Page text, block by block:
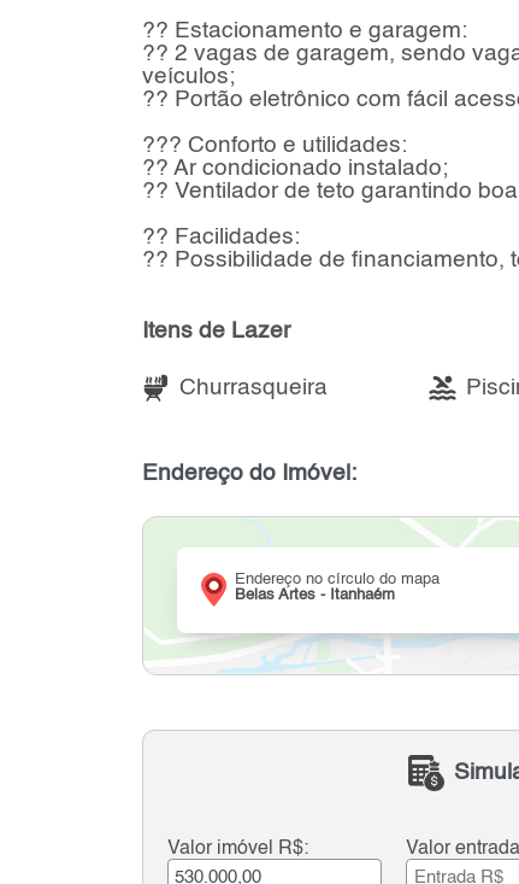
?? Estacionamento e garagem:
?? 2 vagas de garagem, sendo
veículos;
?? Portão eletrônico com fácil
??? Conforto e utilidades:
?? Ar condicionado instalado;
?? Ventilador de teto garantindo
?? Facilidades:
?? Possibilidade de financiamento,
Itens de Lazer
Churrasqueira
Endereço do Imóvel:
Endereço no círculo do mapa
Belas Artes - Itanhaém
Valor imóvel R$: Valor